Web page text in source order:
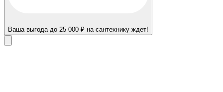
Ваша выгода до 25 000 ₽ на сантехнику ждет!